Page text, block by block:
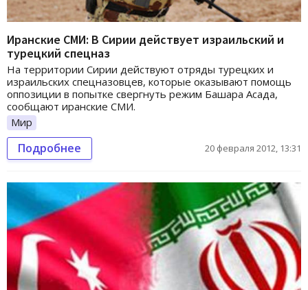
Иранские СМИ: В Сирии действует израильский и
турецкий спецназ
На территории Сирии действуют отряды турецких и
израильских спецназовцев, которые оказывают помощь
оппозиции в попытке свергнуть режим Башара Асада,
сообщают иранские СМИ.
Мир
Подробнее 20 февраля 2012, 13:31